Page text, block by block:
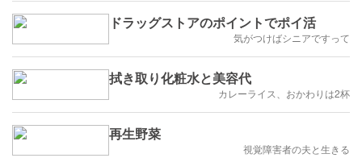
ドラッグストアのポイントでポイ活
気がつけばシニアですって
拭き取り化粧水と美容代
カレーライス、おかわりは2杯
再生野菜
視覚障害者の夫と生きる